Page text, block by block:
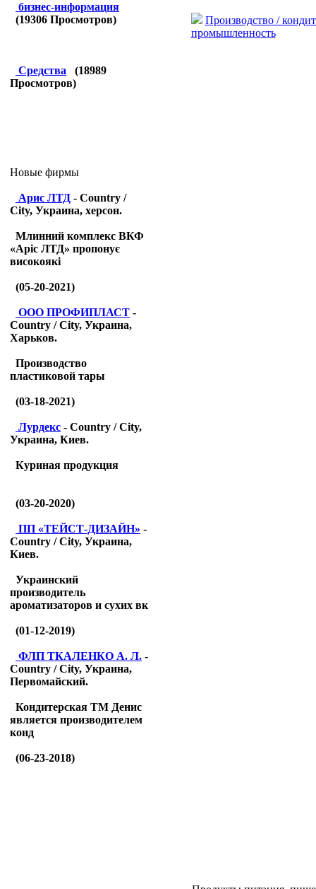
бизнес-информация
(19306 Просмотров)
Средства (18989
Просмотров)
Новые фирмы
Арис ЛТД - Country /
City, Украина, херсон.
Млинний комплекс ВКФ
«Аріс ЛТД» пропонує
високоякі
(05-20-2021)
ООО ПРОФИПЛАСТ -
Country / City, Украина,
Харьков.
Производство
пластиковой тары
(03-18-2021)
Лурдекс - Country / City,
Украина, Киев.
Куриная продукция
(03-20-2020)
ПП «ТЕЙСТ-ДИЗАЙН» -
Country / City, Украина,
Киев.
Украинский
производитель
ароматизаторов и сухих вк
(01-12-2019)
ФЛП ТКАЛЕНКО А. Л. -
Country / City, Украина,
Первомайский.
Кондитерская ТМ Денис
является производителем
конд
(06-23-2018)
Производство /
промышленность